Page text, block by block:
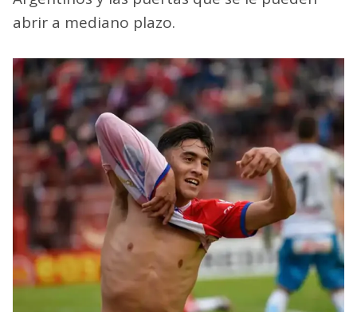
abrir a mediano plazo.